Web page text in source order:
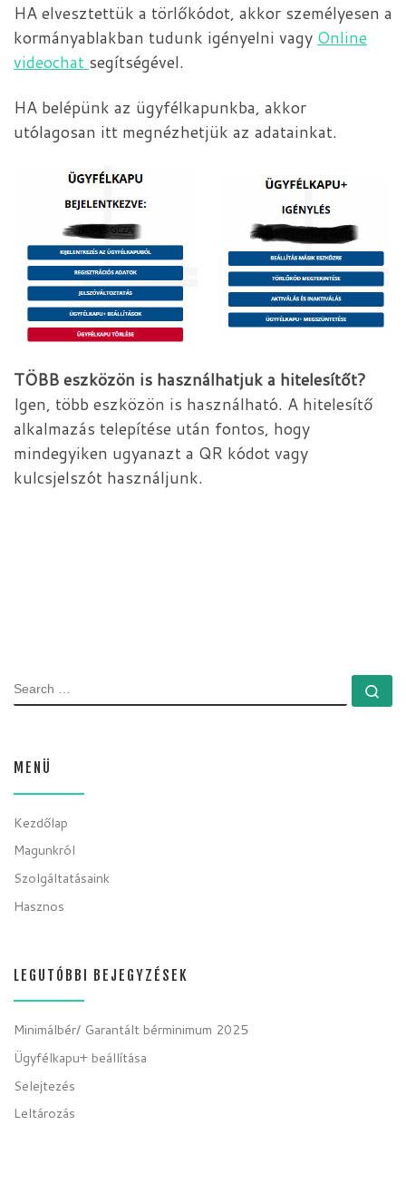
HA elvesztettük a törlőkódot, akkor személyesen a
kormányablakban tudunk igényelni vagy Online
videochat segítségével.
HA belépünk az ügyfélkapunkba, akkor
utólagosan itt megnézhetjük az adatainkat.
TÖBB eszközön is használhatjuk a hitelesítőt?
Igen, több eszközön is használható. A hitelesítő
alkalmazás telepítése után fontos, hogy
mindegyiken ugyanazt a QR kódot vagy
kulcsjelszót használjunk.
SEARCH
MENÜ
Kezdőlap
Magunkról
Szolgáltatásaink
Hasznos
LEGUTÓBBI BEJEGYZÉSEK
Minimálbér/ Garantált bérminimum 2025
Ügyfélkapu+ beállítása
Selejtezés
Leltározás